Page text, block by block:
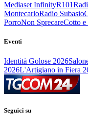
Mediaset InfinityR101
MontecarloRadio Subasio
PorroNon SprecareCotto
Eventi
Identità Golose 2026
2026L'Artigiano in Fiera
Seguici su